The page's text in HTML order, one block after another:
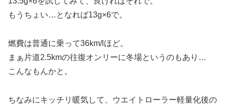
もうちょい…となれば13g×6で。
燃費は普通に乗って36km/lほど。
まぁ片道2.5kmの往復オンリーに冬場というのもあり…
こんなもんかと。
ちなみにキッチリ暖気して、ウエイトローラー軽量化後の